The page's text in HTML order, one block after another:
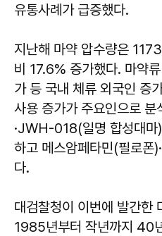
유통사례가 급증했다.
지난해 마약 압수량은
비 17.6% 증가했다. 마약
가 등 국내 체류 외국인 증
사용 증가가 주요인으로 분
·JWH-018(일명 합성대마
하고 메스암페타민(필로폰
다.
대검찰청이 이번에 발간한
1985년부터 작년까지 40